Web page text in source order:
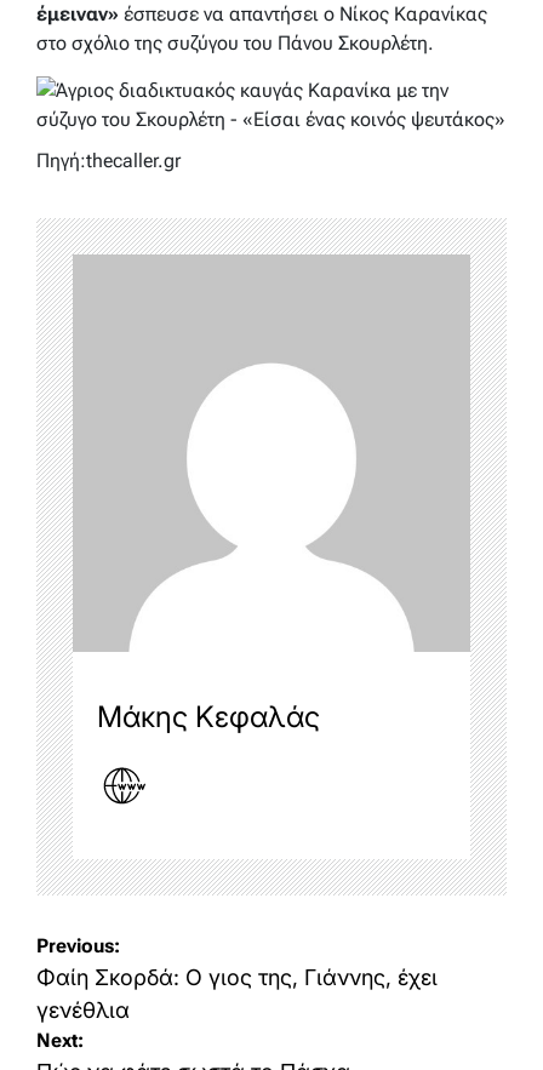
έμειναν» έσπευσε να απαντήσει ο Νίκος Καρανίκας
στο σχόλιο της συζύγου του Πάνου Σκουρλέτη.
Πηγή:thecaller.gr
Μάκης Κεφαλάς
Post
navigation
Previous:
Φαίη Σκορδά: Ο γιος της, Γιάννης, έχει
γενέθλια
Next: